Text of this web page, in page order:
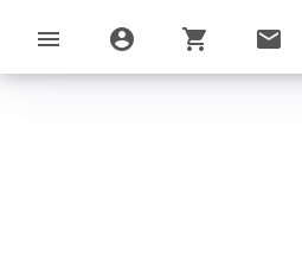
menu account_circle shopping_cart email